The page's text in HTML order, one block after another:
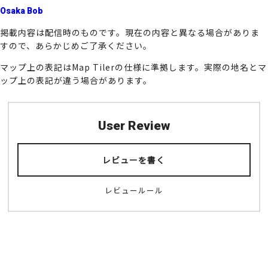
Osaka Bob
掲載内容は配信時のものです。現在の内容と異なる場合がありま
すので、あらかじめご了承ください。
マップ上の表記はMap Tilerの仕様に準拠します。実際の地名とマ
ップ上の表記が違う場合があります。
User Review
レビューを書く
レビュールール